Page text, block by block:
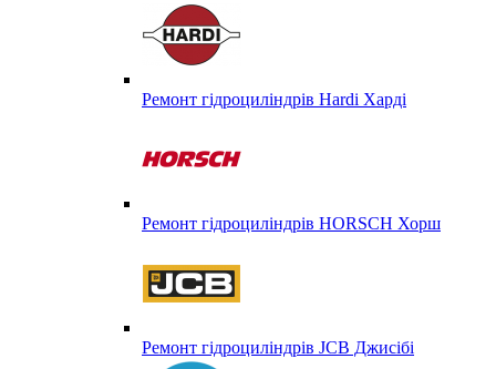
Ремонт гідроциліндрів Hardi Харді
Ремонт гідроциліндрів HORSCH Хорш
Ремонт гідроциліндрів JCB Джисібі